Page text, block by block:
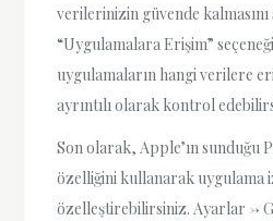
verilerinizin güvende kalmasını
“Uygulamalara Erişim”
uygulamaların hangi verilere
ayrıntılı olarak kontrol
Son olarak, Apple’ın sunduğu
özelliğini kullanarak uygulama
özelleştirebilirsiniz. Ayarlar ->